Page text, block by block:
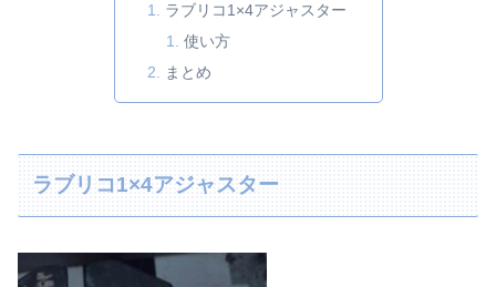
ラブリコ1×4アジャスター
使い方
まとめ
ラブリコ1×4アジャスター